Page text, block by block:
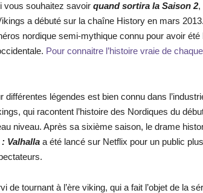
vous souhaitez savoir quand sortira la Saison 2,
a débuté sur la chaîne History en mars
nordique semi-mythique connu pour avoir été
Pour connaitre l’histoire vraie de chaque
légendes est bien connu dans
qui racontent l’histoire des Nordiques du
niveau. Après sa sixième saison, le drame
Valhalla a été lancé sur Netflix pour un public
de tournant à l’ère viking, qui a fait l’objet de la